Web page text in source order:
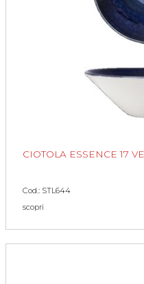
CIOTOLA ESSENCE 17
Cod.: STL644
scopri